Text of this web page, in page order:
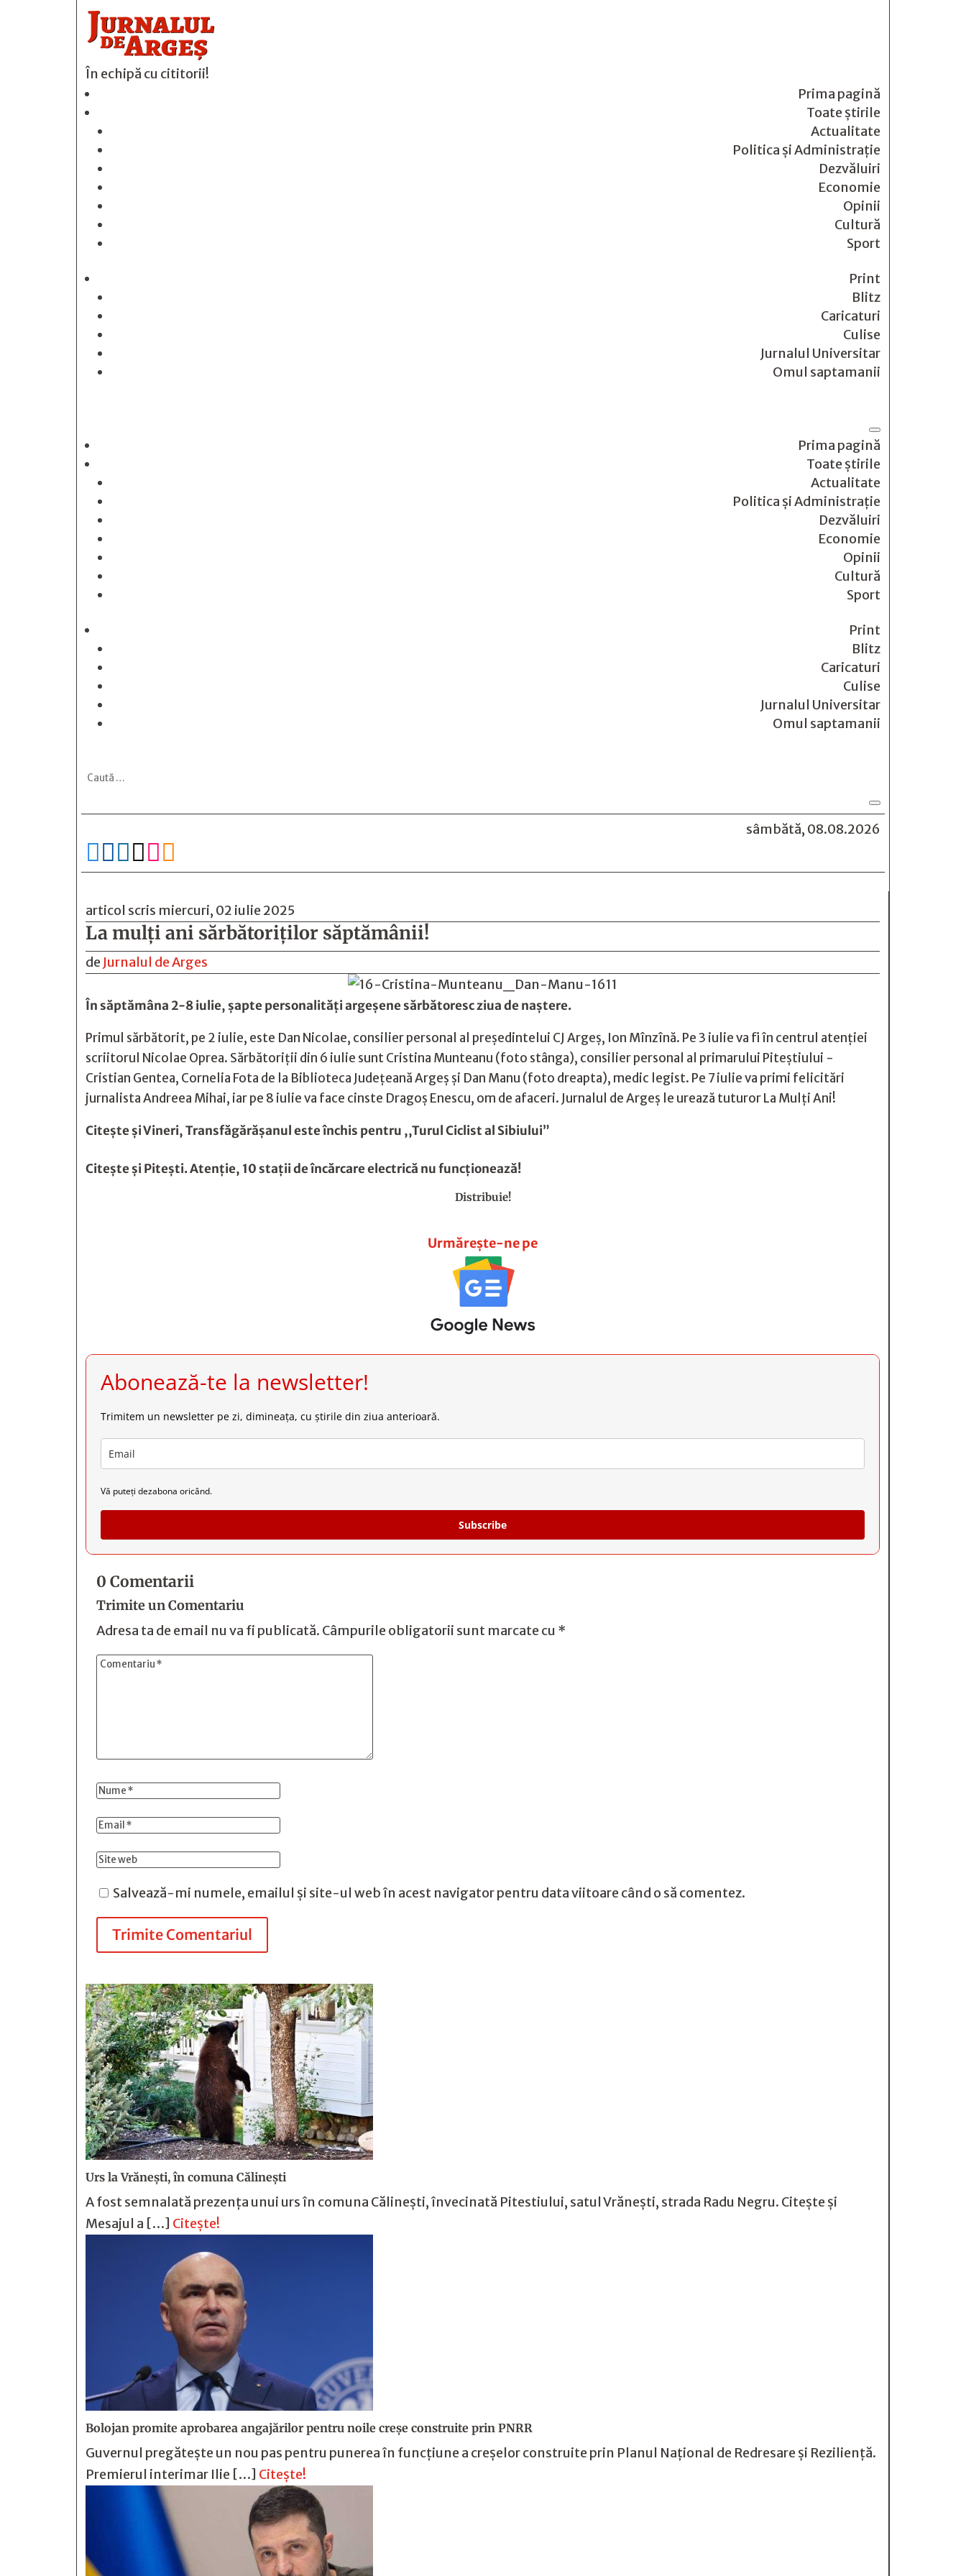
În echipă cu cititorii!
Prima pagină
Toate știrile
Actualitate
Politica și Administrație
Dezvăluiri
Economie
Opinii
Cultură
Sport
Print
Blitz
Caricaturi
Culise
Jurnalul Universitar
Omul saptamanii
Prima pagină
Toate știrile
Actualitate
Politica și Administrație
Dezvăluiri
Economie
Opinii
Cultură
Sport
Print
Blitz
Caricaturi
Culise
Jurnalul Universitar
Omul saptamanii
sâmbătă, 08.08.2026

articol scris miercuri, 02 iulie 2025
La mulţi ani sărbătoriţilor săptămânii!
de Jurnalul de Arges
În săptămâna 2-8 iulie, șapte personalități argeșene sărbătoresc ziua de naștere.
Primul sărbătorit, pe 2 iulie, este Dan Nicolae, consilier personal al președintelui CJ Argeș, Ion Mînzînă. Pe 3 iulie va fi în centrul atenției
scriitorul Nicolae Oprea. Sărbătoriții din 6 iulie sunt Cristina Munteanu (foto stânga), consilier personal al primarului Piteștiului -
Cristian Gentea, Cornelia Fota de la Biblioteca Județeană Argeș și Dan Manu (foto dreapta), medic legist. Pe 7 iulie va primi felicitări
jurnalista Andreea Mihai, iar pe 8 iulie va face cinste Dragoș Enescu, om de afaceri. Jurnalul de Argeș le urează tuturor La Mulți Ani!
Citește șiVineri, Transfăgărășanul este închis pentru ,,Turul Ciclist al Sibiului”
Citește șiPitești. Atenție, 10 stații de încărcare electrică nu funcționează!
Distribuie!
Urmărește-ne pe
Abonează-te la newsletter!
Trimitem un newsletter pe zi, dimineața, cu știrile din ziua anterioară.
Vă puteți dezabona oricând.
Subscribe
0 Comentarii
Trimite un Comentariu
Adresa ta de email nu va fi publicată. Câmpurile obligatorii sunt marcate cu *
Salvează-mi numele, emailul și site-ul web în acest navigator pentru data viitoare când o să comentez.
Trimite Comentariul
Urs la Vrănești, în comuna Călinești
A fost semnalată prezența unui urs în comuna Călinești, învecinată Pitestiului, satul Vrănești, strada Radu Negru. Citește și
Mesajul a […] Citește!
Bolojan promite aprobarea angajărilor pentru noile creșe construite prin PNRR
Guvernul pregătește un nou pas pentru punerea în funcțiune a creșelor construite prin Planul Național de Redresare și Reziliență.
Premierul interimar Ilie […] Citește!